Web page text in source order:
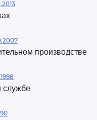
производстве
службе